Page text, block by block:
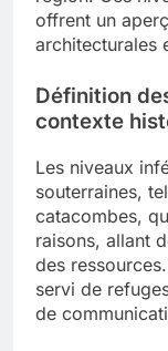
offrent un
architecturales
Définition
contexte
Les niveaux
souterraines,
catacombes,
raisons, allant
des
servi de
de